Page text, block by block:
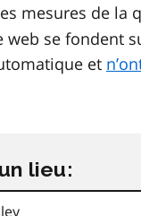
mesures de la
web se fondent
et
lieu: